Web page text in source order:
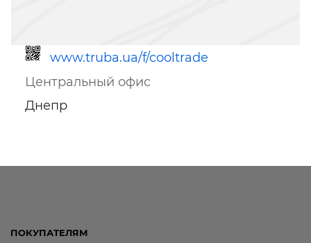
www.truba.ua/f/cooltrade
Центральный офис
Днепр
ПОКУПАТЕЛЯМ